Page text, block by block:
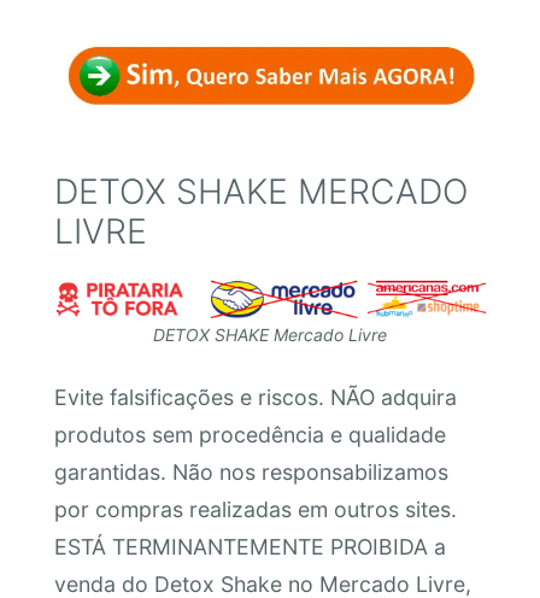
DETOX SHAKE MERCADO
LIVRE
DETOX SHAKE Mercado Livre
Evite falsificações e riscos. NÃO adquira
produtos sem procedência e qualidade
garantidas. Não nos responsabilizamos
por compras realizadas em outros sites.
ESTÁ TERMINANTEMENTE PROIBIDA a
venda do Detox Shake no Mercado Livre,